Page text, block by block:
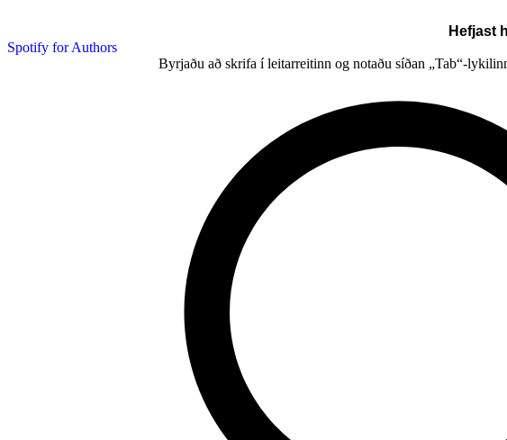
Spotify for Authors
Hefjast
Byrjaðu að skrifa í leitarreitinn og notaðu síðan „Tab“-